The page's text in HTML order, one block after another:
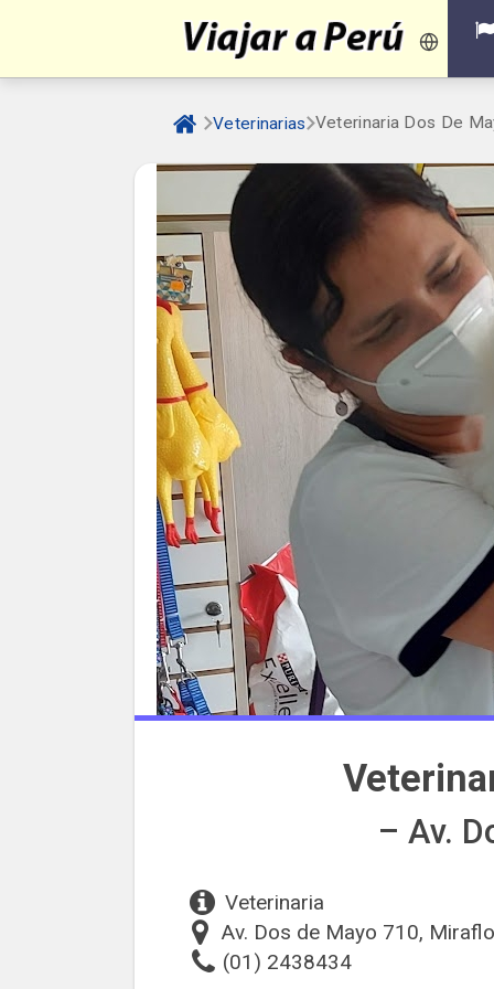
Veterinarias Veterinaria Dos De
– Av.
Veterinaria
Av. Dos de Mayo 710,
(01) 2438434